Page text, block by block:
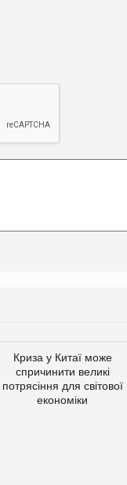
Криза у Китаї може
спричинити великі
потрясіння для світової
економіки